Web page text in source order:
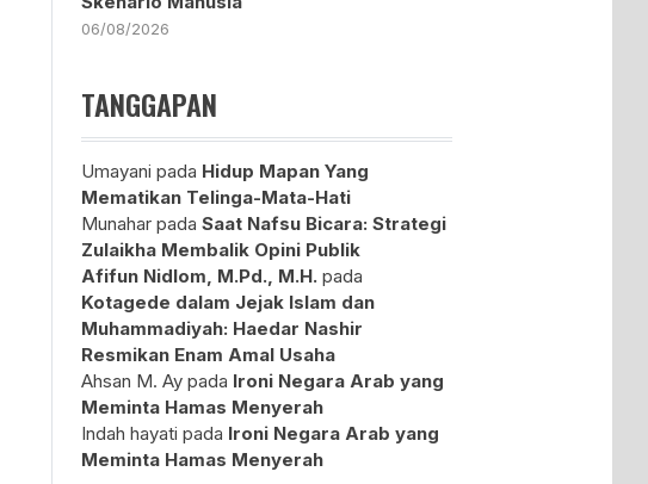
06/08/2026
TANGGAPAN
Umayani pada Hidup Mapan Yang
Mematikan Telinga-Mata-Hati
Munahar padaSaat Nafsu Bicara: Strategi
Zulaikha Membalik Opini Publik
Afifun Nidlom, M.Pd., M.H. pada
Kotagede dalam Jejak Islam dan
Muhammadiyah: Haedar Nashir
Resmikan Enam Amal Usaha
Ahsan M. Ay pada Ironi Negara Arab yang
Meminta Hamas Menyerah
Indah hayati pada Ironi Negara Arab yang
Meminta Hamas Menyerah